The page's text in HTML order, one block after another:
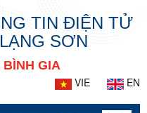
TIN ĐIỆN TỬ
SƠN
BÌNH GIA
VIE
EN